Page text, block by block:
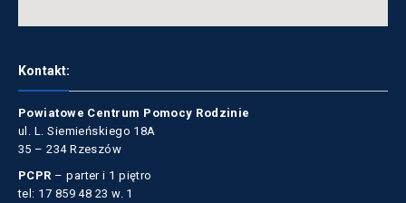
Kontakt:
Powiatowe Centrum Pomocy Rodzinie
ul. L. Siemieńskiego 18A
35 – 234 Rzeszów
PCPR – parter i 1 piętro
tel: 17 859 48 23 w. 1